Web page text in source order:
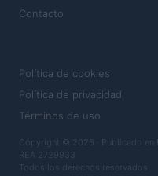
Contacto
Política de cookies
Política de privacidad
Términos de uso
Copyright © 2026 · Publicado en
REA 2729933
Todos los derechos reservados